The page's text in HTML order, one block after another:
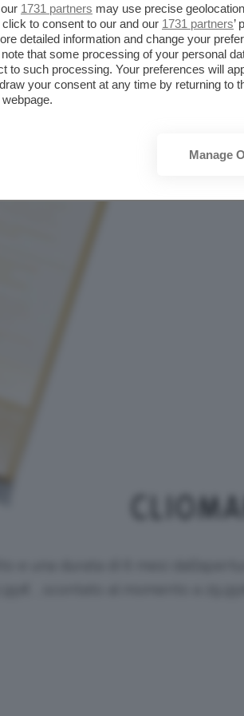
1731 partners may use precise
to consent to our and our 1731 partners’
detailed information and change your
that some processing of your personal
to such processing. Your preferences will
your consent at any time by returning to
Manage